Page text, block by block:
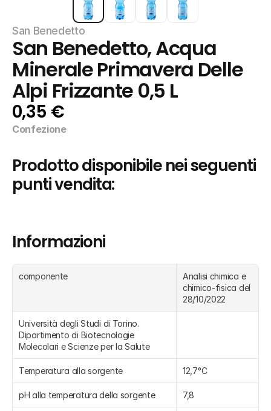
San Benedetto
San Benedetto, Acqua
Minerale Primavera Delle
Alpi Frizzante 0,5 L
0,35 €
Confezione
Prodotto disponibile nei seguenti
punti vendita:
Informazioni
componente
Analisi chimica e
chimico-fisica del
28/10/2022
Università degli Studi di Torino.
Dipartimento di Biotecnologie
Molecolari e Scienze per la Salute
Temperatura alla sorgente 12,7°C
pH alla temperatura della sorgente 7,8